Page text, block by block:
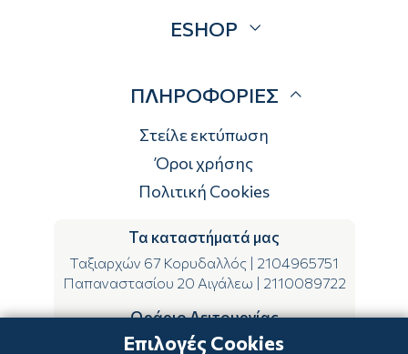
Brands
ESHOP
Τρόποι αποστολής
Τρόποι πληρωμής
Επιστροφές
ΠΛΗΡΟΦΟΡΙΕΣ
Στείλε εκτύπωση
Όροι χρήσης
Πολιτική Cookies
Τα καταστήματά μας
Ταξιαρχών 67 Κορυδαλλός
2104965751
Παπαναστασίου 20 Αιγάλεω
2110089722
Ωράριο Λειτουργίας
ΔΕ-ΤΕ-ΣΑ 09:00-15:00
Επιλογές Cookies